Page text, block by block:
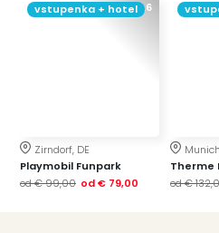
4.6
vstupenka + hotel
Zirndorf, DE
Playmobil Funpark
od€ 99,00 od€ 79,00
Therme
od€